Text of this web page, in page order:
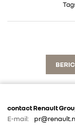
FOTO’S & VIDEO’S
CONTACT
contact Renault
E-mail: